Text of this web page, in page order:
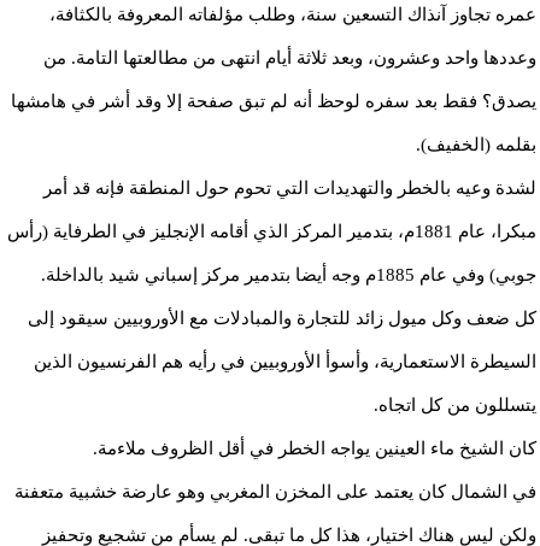
عمره تجاوز آنذاك التسعين سنة، وطلب مؤلفاته المعروفة بالكثافة،
وعددها واحد وعشرون، وبعد ثلاثة أيام انتهى من مطالعتها التامة. من
يصدق؟ فقط بعد سفره لوحظ أنه لم تبق صفحة إلا وقد أشر في هامشها
بقلمه (الخفيف).
لشدة وعيه بالخطر والتهديدات التي تحوم حول المنطقة فإنه قد أمر
مبكرا، عام 1881م، بتدمير المركز الذي أقامه الإنجليز في الطرفاية (رأس
جوبي) وفي عام 1885م وجه أيضا بتدمير مركز إسباني شيد بالداخلة.
كل ضعف وكل ميول زائد للتجارة والمبادلات مع الأوروبيين سيقود إلى
السيطرة الاستعمارية، وأسوأ الأوروبيين في رأيه هم الفرنسيون الذين
يتسللون من كل اتجاه.
كان الشيخ ماء العينين يواجه الخطر في أقل الظروف ملاءمة.
في الشمال كان يعتمد على المخزن المغربي وهو عارضة خشبية متعفنة
ولكن ليس هناك اختيار، هذا كل ما تبقى. لم يسأم من تشجيع وتحفيز